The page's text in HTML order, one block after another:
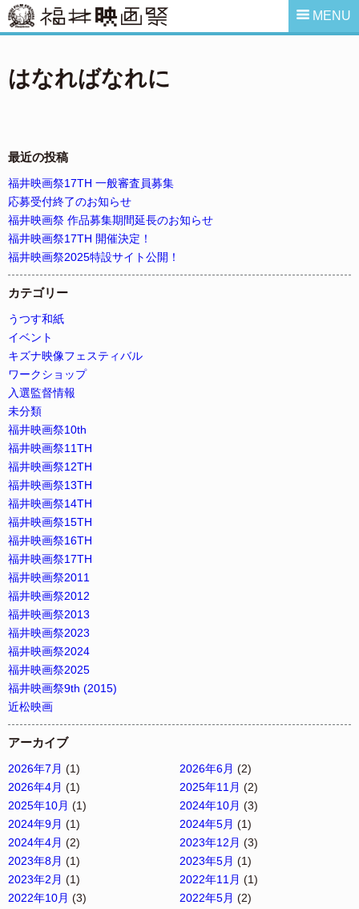
MENU
はなればなれに
最近の投稿
福井映画祭17TH 一般審査員募集
応募受付終了のお知らせ
福井映画祭 作品募集期間延長のお知らせ
福井映画祭17TH 開催決定！
福井映画祭2025特設サイト公開！
カテゴリー
うつす和紙
イベント
キズナ映像フェスティバル
ワークショップ
入選監督情報
未分類
福井映画祭10th
福井映画祭11TH
福井映画祭12TH
福井映画祭13TH
福井映画祭14TH
福井映画祭15TH
福井映画祭16TH
福井映画祭17TH
福井映画祭2011
福井映画祭2012
福井映画祭2013
福井映画祭2023
福井映画祭2024
福井映画祭2025
福井映画祭9th (2015)
近松映画
アーカイブ
2026年7月 (1) 2026年6月 (2)
2026年4月 (1) 2025年11月 (2)
2025年10月 (1) 2024年10月 (3)
2024年9月 (1) 2024年5月 (1)
2024年4月 (2) 2023年12月 (3)
2023年8月 (1) 2023年5月 (1)
2023年2月 (1) 2022年11月 (1)
2022年10月 (3) 2022年5月 (2)